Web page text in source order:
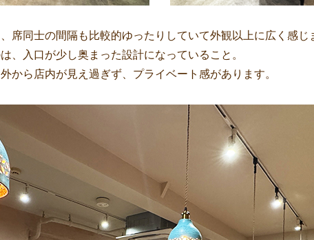
席同士の間隔も比較的ゆったりしていて外観以上に広く感じ
、入口が少し奥まった設計になっていること。
から店内が見え過ぎず、プライベート感があります。